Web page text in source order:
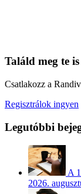
Találd meg te
Csatlakozz a
Regisztrálok ingyen
Legutóbbi
A
2026.